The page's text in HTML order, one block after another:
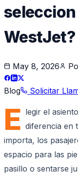
WestJet?
May 8, 2026
Blog Solicitar
E legir el
diferencia en
importa, los
espacio para las
pasillo o sentarse